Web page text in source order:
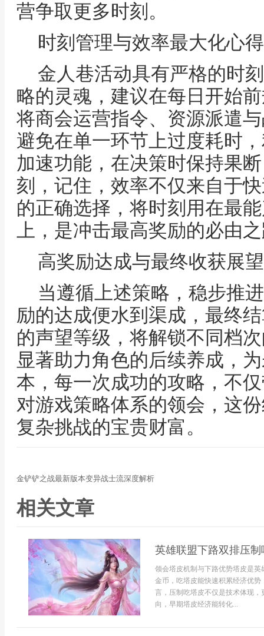
营争取更多时刻。
时刻管理与效率最大化心得
金人巷活动具有严格的时
略的灵魂，建议在每日开始
将商会运营指令、资源派遣
避免在单一环节上过度耗时
加速功能，在决策时保持果
刻，记住，效率不仅来自于
的正确选择，将时刻用在最
上，是冲击最高奖励的必由
高奖励达成与最终收获展望
当遵循上述策略，稳步推
励的达成便水到渠成，最终
的声望等级，将解锁不同档
显著助力角色的后续养成，
本，每一次成功的攻略，不
对游戏策略体系的领会，这
复杂挑战的宝贵财富。
金铲铲之战最新版本变异战士流深度解析
相关文章
英雄联盟下路双排压
领会塔皮机制与下路优势塔皮是
金币，吃塔皮能快速积累经济优
言，压制吃塔皮不仅是技术体现
向，早期塔皮经济能转化...